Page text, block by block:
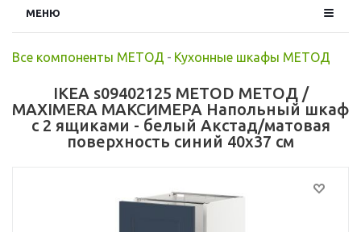
МЕНЮ
Все компоненты МЕТОД - Кухонные шкафы МЕТОД
IKEA s09402125 METOD МЕТОД /
MAXIMERA МАКСИМЕРА Напольный шкаф
с 2 ящиками - белый Акстад/матовая
поверхность синий 40x37 см